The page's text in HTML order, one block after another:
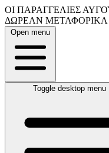
ΟΙ ΠΑΡΑΓΓΕΛΙΕΣ
ΔΩΡΕΑΝ ΜΕΤΑΦΟΡΙΚΑ
Open menu
Toggle desktop menu